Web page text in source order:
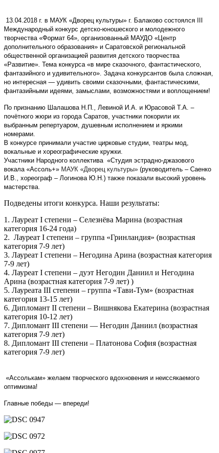
13.04.2018 г. в МАУК «Дворец культуры» г. Балаково состоялся III
Международный конкурс детско-юношеского и молодежного
творчества «Формат 64», организованный МАУДО «Центр
дополнительного образования» и Саратовской региональной
общественной организацией развития детского творчества
«Развитие». Тема конкурса «в мире сказочного, фантастического,
фантазийного и удивительного». Задача конкурсантов была сложная,
но интересная — удивить своими сказочными, фантастическими,
фантазийными идеями, замыслами, возможностями и воплощением!
По признанию Шалашова Н.П., Левиной И.А. и Юрасовой Т.А. –
почётного жюри из города Саратов, участники покорили их
выбранным репертуаром, душевным исполнением и яркими
номерами.
В конкурсе принимали участие цирковые студии, театры мод,
вокальные и хореографические кружки.
Участники Народного коллектива «Студия эстрадно-джазового
вокала «Ассоль+» МАУК «Дворец культуры» (руководитель – Саенко
И.В., хореограф – Логинова Ю.Н.) также показали высокий уровень
мастерства.
Подведены итоги конкурса. Наши результаты:
1. Лауреат I степени – Селезнёва Марина (возрастная
категория 16-24 года)
2. Лауреат I степени – группа «Гринландия» (возрастная
категория 7-9 лет)
3. Лауреат I степени – Негодина Арина (возрастная категория
7-9 лет)
4. Лауреат I степени – дуэт Негодин Даниил и Негодина
Арина (возрастная категория 7-9 лет) )
5. Лауреата III степени – группа «Тави-Тум» (возрастная
категория 13-15 лет)
6. Дипломант II степени – Вишнякова Екатерина (возрастная
категория 10-12 лет)
7. Дипломант III степени — Негодин Даниил (возрастная
категория 7-9 лет)
8. Дипломант III степени – Платонова София (возрастная
категория 7-9 лет)
«Ассолькам» желаем творческого вдохновения и неиссякаемого
оптимизма!
Главные победы — впереди!